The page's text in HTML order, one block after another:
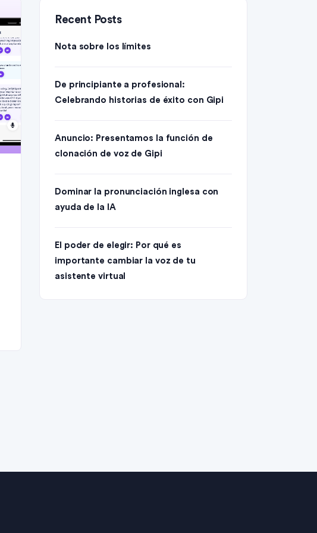
Recent Posts
Nota sobre los límites
De principiante a profesional:
Celebrando historias de éxito con Gipi
Anuncio: Presentamos la función de
clonación de voz de Gipi
Dominar la pronunciación inglesa con
ayuda de la IA
El poder de elegir: Por qué es
importante cambiar la voz de tu
asistente virtual